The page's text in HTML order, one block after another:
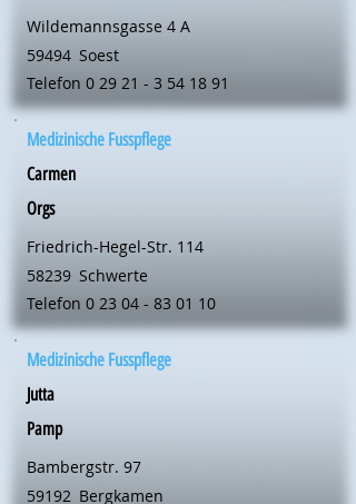
Wildemannsgasse 4 A
59494 Soest
Telefon 0 29 21 - 3 54 18 91
Medizinische Fusspflege
Carmen
Orgs
Friedrich-Hegel-Str. 114
58239 Schwerte
Telefon 0 23 04 - 83 01 10
Medizinische Fusspflege
Jutta
Pamp
Bambergstr. 97
59192 Bergkamen